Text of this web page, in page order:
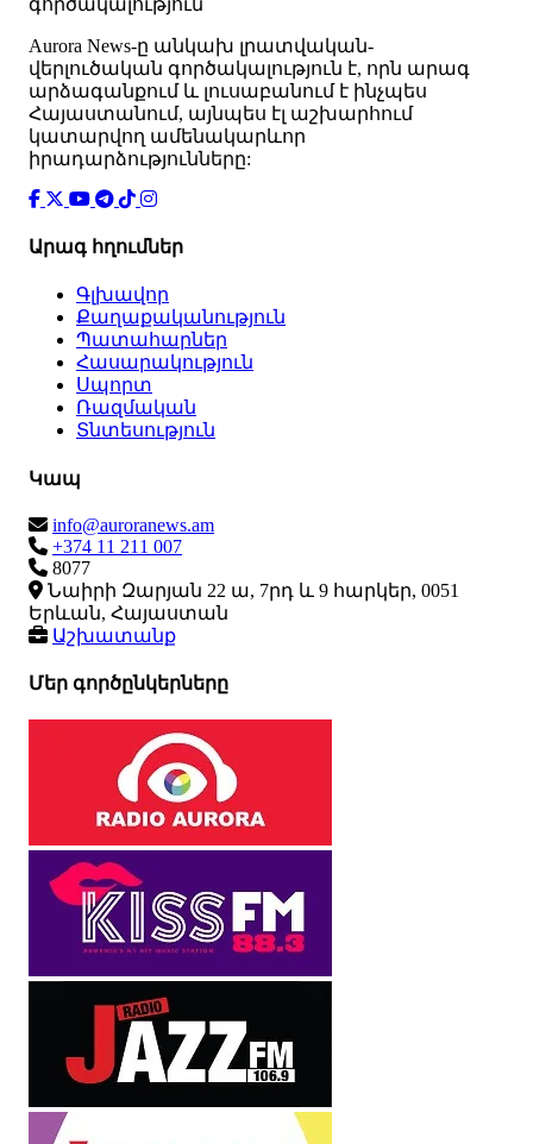
Аurora News-ը անկախ լրատվական-
վերլուծական գործակալություն է, որն արագ
արձագանքում և լուսաբանում է ինչպես
Հայաստանում, այնպես էլ աշխարհում
կատարվող ամենակարևոր
իրադարձությունները:
Արագ հղումներ
Գլխավոր
Քաղաքականություն
Պատահարներ
Հասարակություն
Սպորտ
Ռազմական
Տնտեսություն
Կապ
info@auroranews.am
+374 11 211 007
8077
Նաիրի Զարյան 22 ա, 7րդ և 9 հարկեր, 0051
Երևան, Հայաստան
Աշխատանք
Մեր գործընկերները